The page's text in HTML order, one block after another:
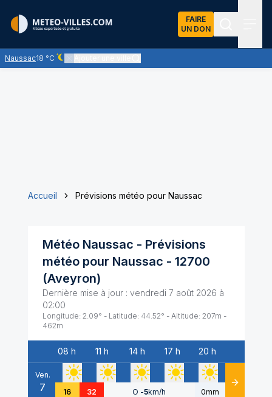
FAIRE
UN DON
Naussac18 °C
Ciel dégagé - quasiment pas de nuages
Accueil Prévisions météo pour Naussac
Météo Naussac - Prévisions
météo pour Naussac - 12700
(Aveyron)
Dernière mise à jour : vendredi 7 août 2026 à
02:00
Longitude: 2.09° - Latitude: 44.52° - Altitude: 207m -
462m
Date
08 h 11 h 14 h 17 h 20 h
Ven.
7 16 32 O -5km/h 0mm Détails